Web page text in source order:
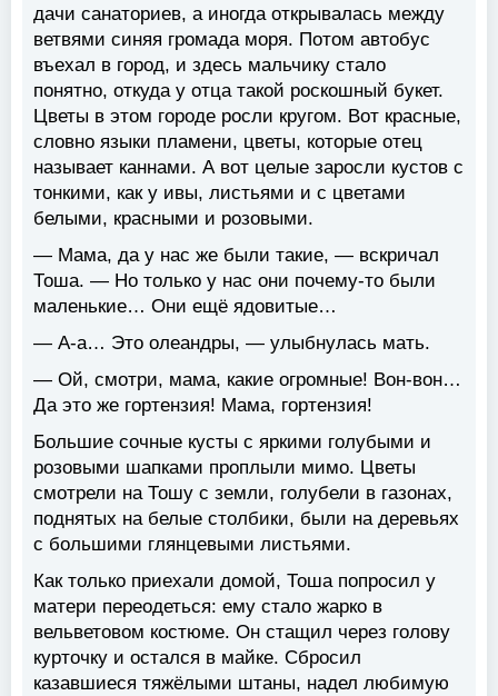
дачи санаториев, а иногда открывалась между
ветвями синяя громада моря. Потом автобус
въехал в город, и здесь мальчику стало
понятно, откуда у отца такой роскошный букет.
Цветы в этом городе росли кругом. Вот красные,
словно языки пламени, цветы, которые отец
называет каннами. А вот целые заросли кустов с
тонкими, как у ивы, листьями и с цветами
белыми, красными и розовыми.
— Мама, да у нас же были такие, — вскричал
Тоша. — Но только у нас они почему-то были
маленькие… Они ещё ядовитые…
— А-а… Это олеандры, — улыбнулась мать.
— Ой, смотри, мама, какие огромные! Вон-вон…
Да это же гортензия! Мама, гортензия!
Большие сочные кусты с яркими голубыми и
розовыми шапками проплыли мимо. Цветы
смотрели на Тошу с земли, голубели в газонах,
поднятых на белые столбики, были на деревьях
с большими глянцевыми листьями.
Как только приехали домой, Тоша попросил у
матери переодеться: ему стало жарко в
вельветовом костюме. Он стащил через голову
курточку и остался в майке. Сбросил
казавшиеся тяжёлыми штаны, надел любимую